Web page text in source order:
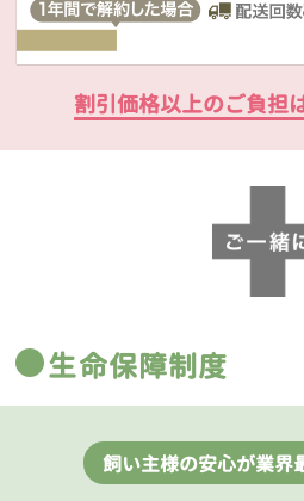
割引価格以上のご負担
生命保障制度
飼い主様の安心が業界